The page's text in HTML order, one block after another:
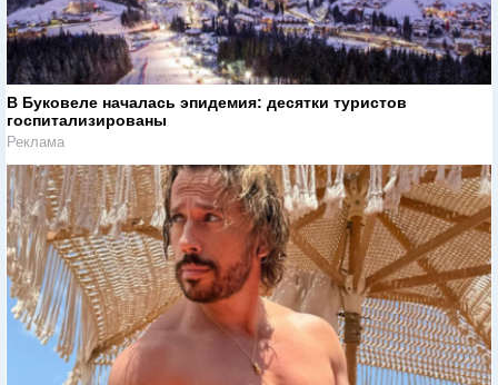
В Буковеле началась эпидемия: десятки туристов
госпитализированы
Реклама